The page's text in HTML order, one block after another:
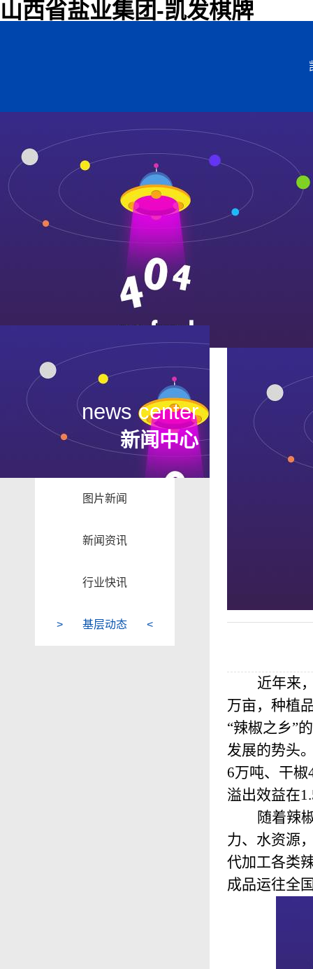
山西省盐业集团-凯发棋牌
news center
新闻中心
图片新闻
新闻资讯
行业快讯
基层动态
近年来
万亩，种植
“辣椒之乡”
发展的势头
6万吨、干椒
溢出效益在
随着辣
力、水资源
代加工各类
成品运往全